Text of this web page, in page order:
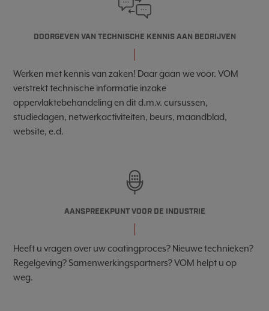
DOORGEVEN VAN TECHNISCHE KENNIS AAN BEDRIJVEN
Werken met kennis van zaken! Daar gaan we voor. VOM
verstrekt technische informatie inzake
oppervlaktebehandeling en dit d.m.v. cursussen,
studiedagen, netwerkactiviteiten, beurs, maandblad,
website, e.d.
AANSPREEKPUNT VOOR DE INDUSTRIE
Heeft u vragen over uw coatingproces? Nieuwe technieken?
Regelgeving? Samenwerkingspartners? VOM helpt u op
weg.